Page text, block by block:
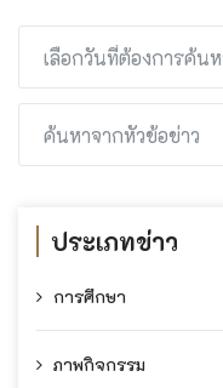
ประเภทข่าว
การศึกษา
ภาพกิจกรรม